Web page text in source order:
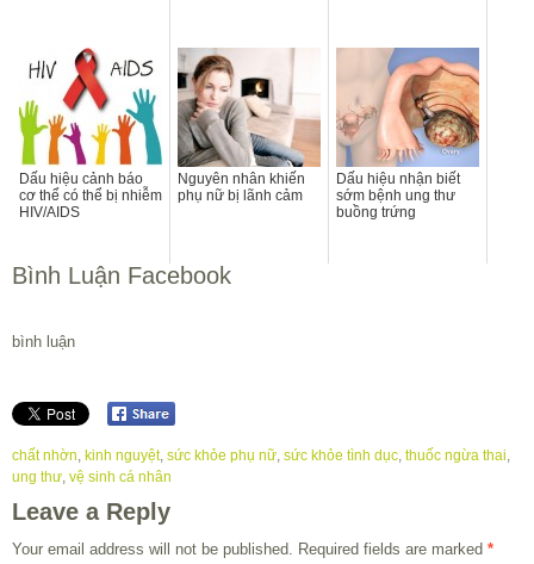
Dấu hiệu cảnh báo
cơ thể có thể bị nhiễm
HIV/AIDS
Nguyên nhân khiến
phụ nữ bị lãnh cảm
Dấu hiệu nhận biết
sớm bệnh ung thư
buồng trứng
Bình Luận Facebook
bình luận
chất nhờn kinh nguyệt, sức khỏe phụ nữ sức khỏe tình dục thuốc ngừa thai
ung thư vệ sinh cá nhân
Leave a Reply
Your email address will not be published. Required fields are marked *